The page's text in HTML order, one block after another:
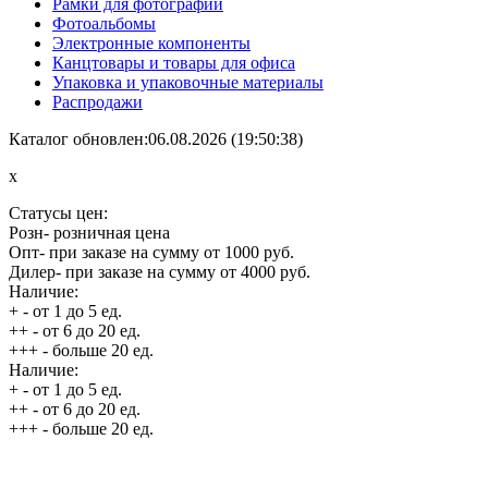
Фотоальбомы
Электронные компоненты
Канцтовары и товары для офиса
Упаковка и упаковочные материалы
Распродажи
Каталог обновлен:06.08.2026 (19:50:38)
x
Статусы цен:
Розн- розничная цена
Опт- при заказе на сумму от 1000 руб.
Дилер- при заказе на сумму от 4000 руб.
Наличие:
+ - от 1 до 5 ед.
++ - от 6 до 20 ед.
+++ - больше 20 ед.
Наличие:
+ - от 1 до 5 ед.
++ - от 6 до 20 ед.
+++ - больше 20 ед.